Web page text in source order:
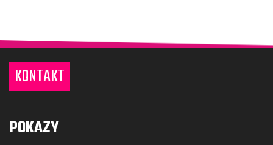
KONTAKT
POKAZY